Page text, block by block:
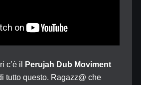
c’è il
Perujah Dub Moviment
tutto questo. Ragazz@ che